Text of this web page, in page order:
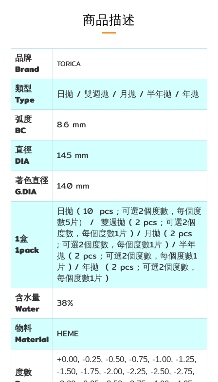
商品描述
品牌
Brand
TORICA
類型
Type
日拋 / 雙週拋 / 月拋 / 半年拋 / 年拋
弧度
BC
8.6 mm
直徑
DIA
14.5 mm
著色直徑
G.DIA
14.0 mm
1盒
1pack
日拋 ( 10 pcs ; 可選2個度數，每個度
數5片） / 雙週拋 ( 2 pcs ; 可選2個
度數，每個度數1片 ) / 月拋 ( 2 pcs
; 可選2個度數，每個度數1片 ) / 半年
拋 ( 2 pcs ; 可選2個度數，每個度數1
片 ) / 年拋 ( 2 pcs ; 可選2個度數，
每個度數1片 )
含水量
Water
38%
物料
Material
HEME
度數
+0.00, -0.25, -0.50, -0.75, -1.00, -1.25,
-1.50, -1.75, -2.00, -2.25, -2.50, -2.75,